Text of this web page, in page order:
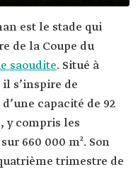
est le stade qui
de la Coupe du
saoudite. Situé à
s’inspire de
capacité de 92
y compris les
660 000 m². Son
trimestre de